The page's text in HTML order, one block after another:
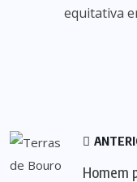
equitativa
Homem